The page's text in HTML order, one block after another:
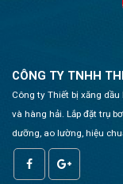
CÔNG TY TNHH
Công ty Thiết bị xăng
và hàng hải. Lắp đặt trụ
dưỡng, ao lường, hiệu